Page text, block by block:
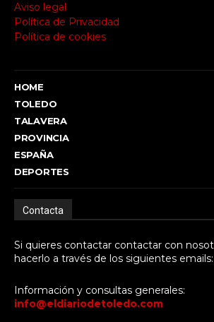
Aviso legal
Política de Privacidad
Política de cookies
HOME
TOLEDO
TALAVERA
PROVINCIA
ESPAÑA
DEPORTES
Contacta
Si quieres contactar contactar con
hacerlo a través de los siguientes emails:
Información y consultas generales:
info@eldiariodetoledo.com